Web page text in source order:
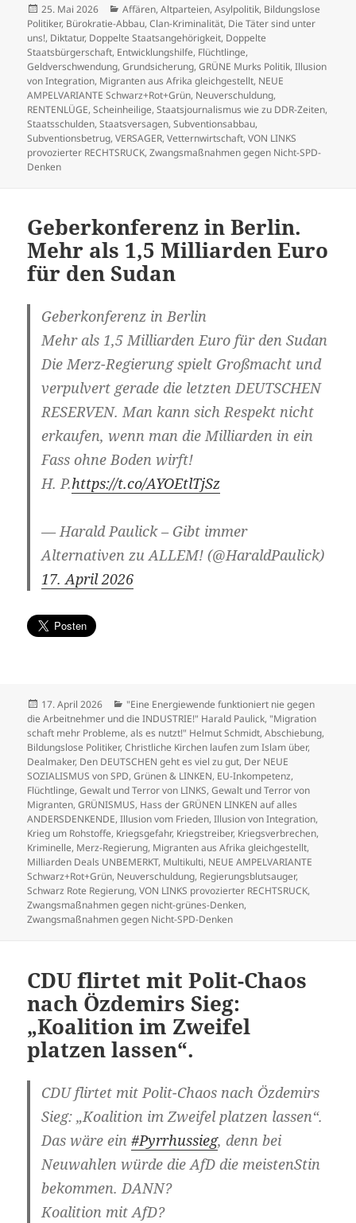
Veröffentlicht
am
25. Mai 2026 Kategorien
Affären,Altparteien,Asylpolitik, Bildungslose
Politiker, Bürokratie-Abbau,Clan-Kriminalität, Die Täter sind unter
uns!, Diktatur, Doppelte Staatsangehörigkeit, Doppelte
Staatsbürgerschaft, Entwicklungshilfe, Flüchtlinge,
Geldverschwendung,Grundsicherung,GRÜNE Murks Politik,Illusion
von Integration, Migranten aus Afrika gleichgestellt, NEUE
AMPELVARIANTE Schwarz+Rot+Grün, Neuverschuldung,
RENTENLÜGE,Scheinheilige,Staatsjournalismus wie zu DDR-Zeiten,
Staatsschulden,Staatsversagen,Subventionsabbau,
Subventionsbetrug,VERSAGER,Vetternwirtschaft,VON LINKS
provozierter RECHTSRUCK,Zwangsmaßnahmen gegen Nicht-SPD-
Denken
Geberkonferenz in Berlin.
Mehr als 1,5 Milliarden Euro
für den Sudan
Geberkonferenz in Berlin
Mehr als 1,5 Milliarden Euro für den Sudan
Die Merz-Regierung spielt Großmacht und
verpulvert gerade die letzten DEUTSCHEN
RESERVEN. Man kann sich Respekt nicht
erkaufen, wenn man die Milliarden in ein
Fass ohne Boden wirft!
H. P.https://t.co/AYOEtlTjSz
— Harald Paulick – Gibt immer
Alternativen zu ALLEM! (@HaraldPaulick)
17. April 2026
Veröffentlicht
am
17. April 2026 Kategorien
"Eine Energiewende funktioniert nie gegen
die Arbeitnehmer und die INDUSTRIE!" Harald Paulick, "Migration
schaft mehr Probleme, als es nutzt!" Helmut Schmidt,Abschiebung,
Bildungslose Politiker,Christliche Kirchen laufen zum Islam über,
Dealmaker, Den DEUTSCHEN geht es viel zu gut, Der NEUE
SOZIALISMUS von SPD, Grünen & LINKEN, EU-Inkompetenz,
Flüchtlinge,Gewalt und Terror von LINKS,Gewalt und Terror von
Migranten,GRÜNISMUS, Hass der GRÜNEN LINKEN auf alles
ANDERSDENKENDE,Illusion vom Frieden,Illusion von Integration,
Krieg um Rohstoffe, Kriegsgefahr, Kriegstreiber, Kriegsverbrechen,
Kriminelle, Merz-Regierung, Migranten aus Afrika gleichgestellt,
Milliarden Deals UNBEMERKT, Multikulti, NEUE AMPELVARIANTE
Schwarz+Rot+Grün, Neuverschuldung, Regierungsblutsauger,
Schwarz Rote Regierung,VON LINKS provozierter RECHTSRUCK,
Zwangsmaßnahmen gegen nicht-grünes-Denken,
Zwangsmaßnahmen gegen Nicht-SPD-Denken
CDU flirtet mit Polit-Chaos
nach Özdemirs Sieg:
„Koalition im Zweifel
platzen lassen“.
CDU flirtet mit Polit-Chaos nach Özdemirs
Sieg: „Koalition im Zweifel platzen lassen“.
Das wäre ein#Pyrrhussieg, denn bei
Neuwahlen würde die AfD die meistenStin
bekommen. DANN?
Koalition mit AfD?